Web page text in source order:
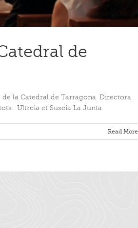
de
la Catedral de Tarragona. Directora
Ultreia et Suseia La Junta
Read More